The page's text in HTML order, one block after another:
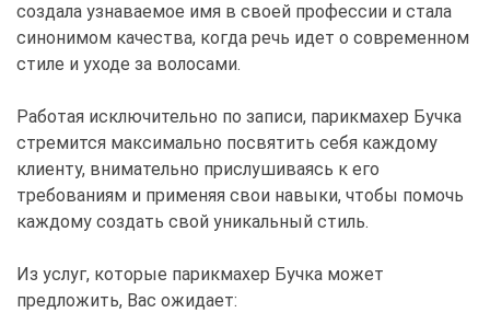
создала узнаваемое имя в своей профессии и стала
синонимом качества, когда речь идет о современном
стиле и уходе за волосами.
Работая исключительно по записи, парикмахер Бучка
стремится максимально посвятить себя каждому
клиенту, внимательно прислушиваясь к его
требованиям и применяя свои навыки, чтобы помочь
каждому создать свой уникальный стиль.
Из услуг, которые парикмахер Бучка может
предложить, Вас ожидает: